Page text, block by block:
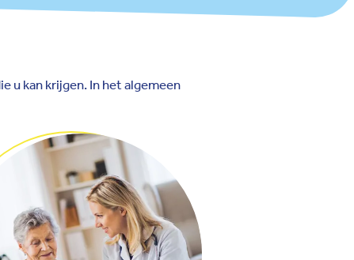
u kan krijgen. In het algemeen